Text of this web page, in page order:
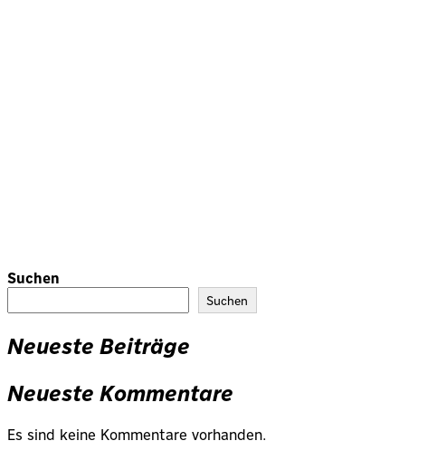
Suchen
Suchen
Neueste Beiträge
Neueste Kommentare
Es sind keine Kommentare vorhanden.